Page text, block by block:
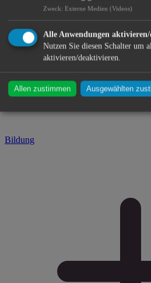
Bildung
Zweck: Externe Medien (Videos)
Alle Anwendungen
Nutzen Sie diesen Schalter um
aktivieren/deaktivieren.
Allen zustimmen Ausgewählten